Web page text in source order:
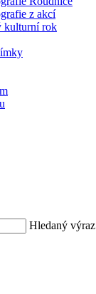
z akcí
kulturní rok
Hledaný výraz